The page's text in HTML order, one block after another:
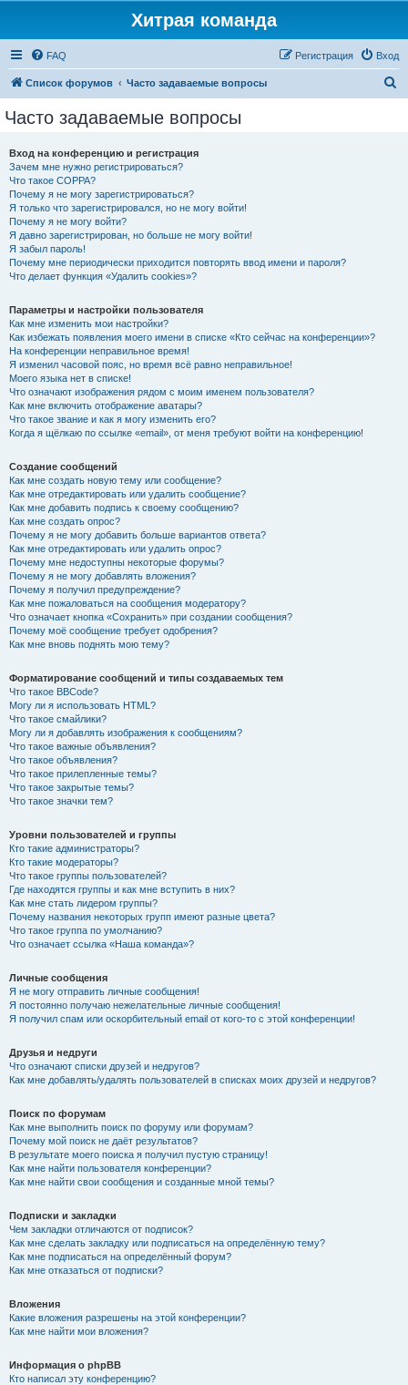
Хитрая команда
FAQ Вход
Регистрация
Список форумов Часто задаваемые вопросы
Часто задаваемые вопросы
Вход на конференцию и регистрация
Зачем мне нужно регистрироваться?
Что такое COPPA?
Почему я не могу зарегистрироваться?
Я только что зарегистрировался, но не могу войти!
Почему я не могу войти?
Я давно зарегистрирован, но больше не могу войти!
Я забыл пароль!
Почему мне периодически приходится повторять ввод имени и пароля?
Что делает функция «Удалить cookies»?
Параметры и настройки пользователя
Как мне изменить мои настройки?
Как избежать появления моего имени в списке «Кто сейчас на конференции»?
На конференции неправильное время!
Я изменил часовой пояс, но время всё равно неправильное!
Моего языка нет в списке!
Что означают изображения рядом с моим именем пользователя?
Как мне включить отображение аватары?
Что такое звание и как я могу изменить его?
Когда я щёлкаю по ссылке «email», от меня требуют войти на конференцию!
Создание сообщений
Как мне создать новую тему или сообщение?
Как мне отредактировать или удалить сообщение?
Как мне добавить подпись к своему сообщению?
Как мне создать опрос?
Почему я не могу добавить больше вариантов ответа?
Как мне отредактировать или удалить опрос?
Почему мне недоступны некоторые форумы?
Почему я не могу добавлять вложения?
Почему я получил предупреждение?
Как мне пожаловаться на сообщения модератору?
Что означает кнопка «Сохранить» при создании сообщения?
Почему моё сообщение требует одобрения?
Как мне вновь поднять мою тему?
Форматирование сообщений и типы создаваемых тем
Что такое BBCode?
Могу ли я использовать HTML?
Что такое смайлики?
Могу ли я добавлять изображения к сообщениям?
Что такое важные объявления?
Что такое объявления?
Что такое прилепленные темы?
Что такое закрытые темы?
Что такое значки тем?
Уровни пользователей и группы
Кто такие администраторы?
Кто такие модераторы?
Что такое группы пользователей?
Где находятся группы и как мне вступить в них?
Как мне стать лидером группы?
Почему названия некоторых групп имеют разные цвета?
Что такое группа по умолчанию?
Что означает ссылка «Наша команда»?
Личные сообщения
Я не могу отправить личные сообщения!
Я постоянно получаю нежелательные личные сообщения!
Я получил спам или оскорбительный email от кого-то с этой конференции!
Друзья и недруги
Что означают списки друзей и недругов?
Как мне добавлять/удалять пользователей в списках моих друзей и недругов?
Поиск по форумам
Как мне выполнить поиск по форуму или форумам?
Почему мой поиск не даёт результатов?
В результате моего поиска я получил пустую страницу!
Как мне найти пользователя конференции?
Как мне найти свои сообщения и созданные мной темы?
Подписки и закладки
Чем закладки отличаются от подписок?
Как мне сделать закладку или подписаться на определённую тему?
Как мне подписаться на определённый форум?
Как мне отказаться от подписки?
Вложения
Какие вложения разрешены на этой конференции?
Как мне найти мои вложения?
Информация о phpBB
Кто написал эту конференцию?